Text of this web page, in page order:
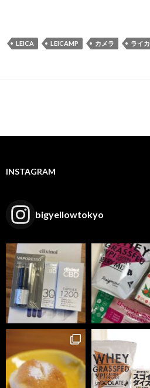
LEICA LEICAMP カメラ ライカ
INSTAGRAM
bigyellowtokyo